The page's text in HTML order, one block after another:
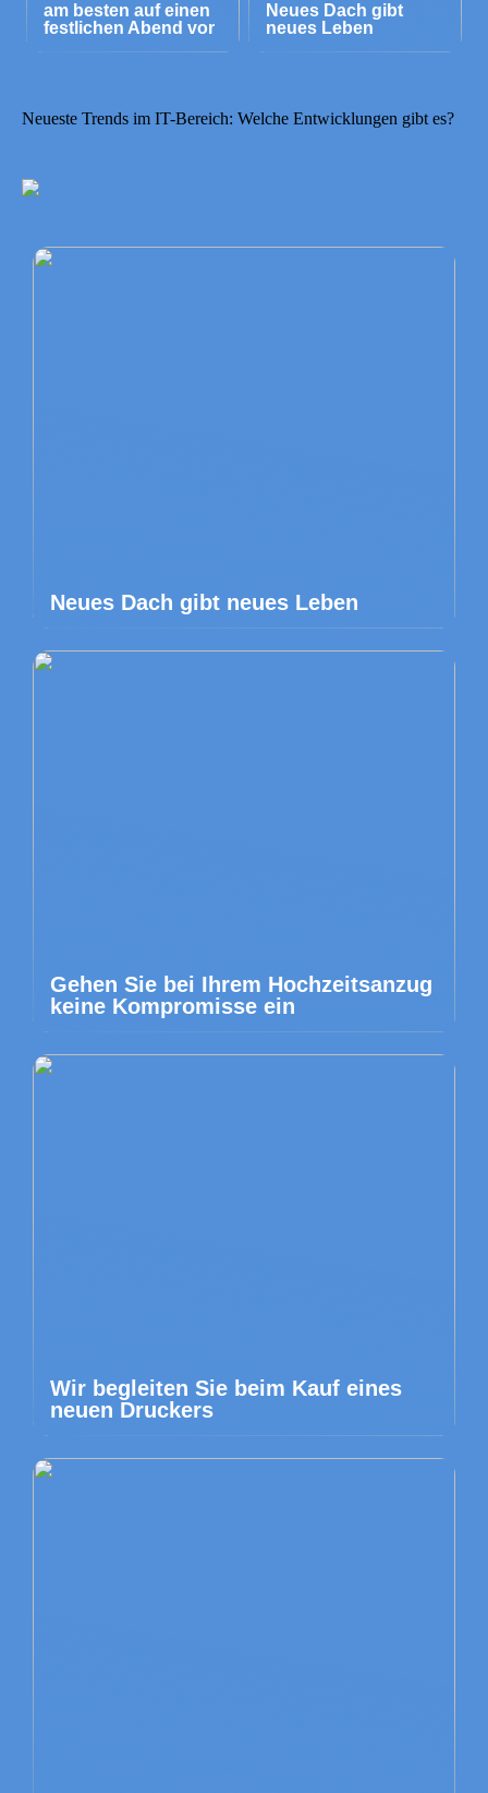
am besten auf einen
festlichen Abend vor
Neues Dach gibt
neues Leben
Neueste Trends im IT-Bereich: Welche Entwicklungen gibt es?
Neues Dach gibt neues Leben
Gehen Sie bei Ihrem Hochzeitsanzug
keine Kompromisse ein
Wir begleiten Sie beim Kauf eines
neuen Druckers